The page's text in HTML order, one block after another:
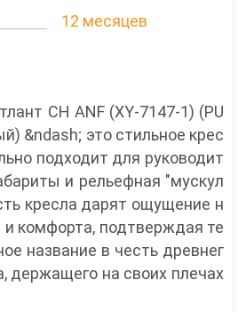
12 месяцев
CH ANF (XY-7147-1) (PU
&ndash; это стильное крес
подходит для руководит
и рельефная "мускул
кресла дарят ощущение н
комфорта, подтверждая те
название в честь древнег
держащего на своих плечах